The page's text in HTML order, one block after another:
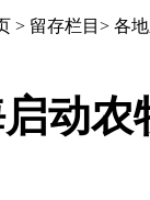
> 留存栏目 > 各
动农